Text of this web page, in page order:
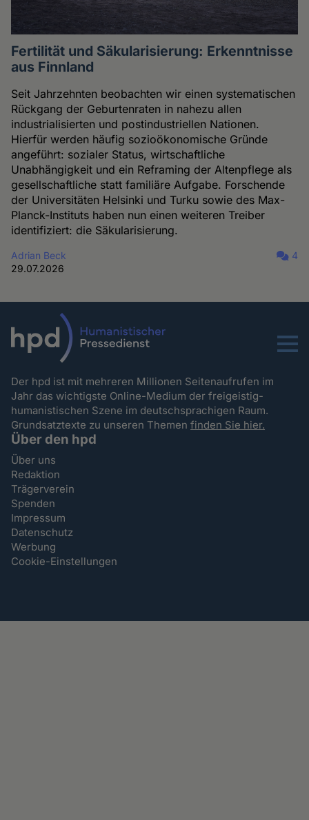
Fertilität und Säkularisierung: Erkenntnisse
aus Finnland
Seit Jahrzehnten beobachten wir einen systematischen
Rückgang der Geburtenraten in nahezu allen
industrialisierten und postindustriellen Nationen.
Hierfür werden häufig sozioökonomische Gründe
angeführt: sozialer Status, wirtschaftliche
Unabhängigkeit und ein Reframing der Altenpflege als
gesellschaftliche statt familiäre Aufgabe. Forschende
der Universitäten Helsinki und Turku sowie des Max-
Planck-Instituts haben nun einen weiteren Treiber
identifiziert: die Säkularisierung.
Adrian Beck
29.07.2026
4
Menu
Der hpd ist mit mehreren Millionen Seitenaufrufen im
Jahr das wichtigste Online-Medium der freigeistig-
humanistischen Szene im deutschsprachigen Raum.
Grundsatztexte zu unseren Themenfinden Sie hier.
Über den hpd
Über uns
Redaktion
Trägerverein
Spenden
Impressum
Datenschutz
Werbung
Cookie-Einstellungen